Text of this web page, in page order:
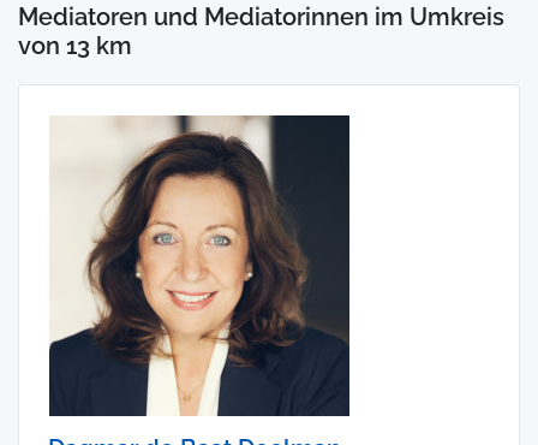
Mediatoren und Mediatorinnen im Umkreis
von 13 km